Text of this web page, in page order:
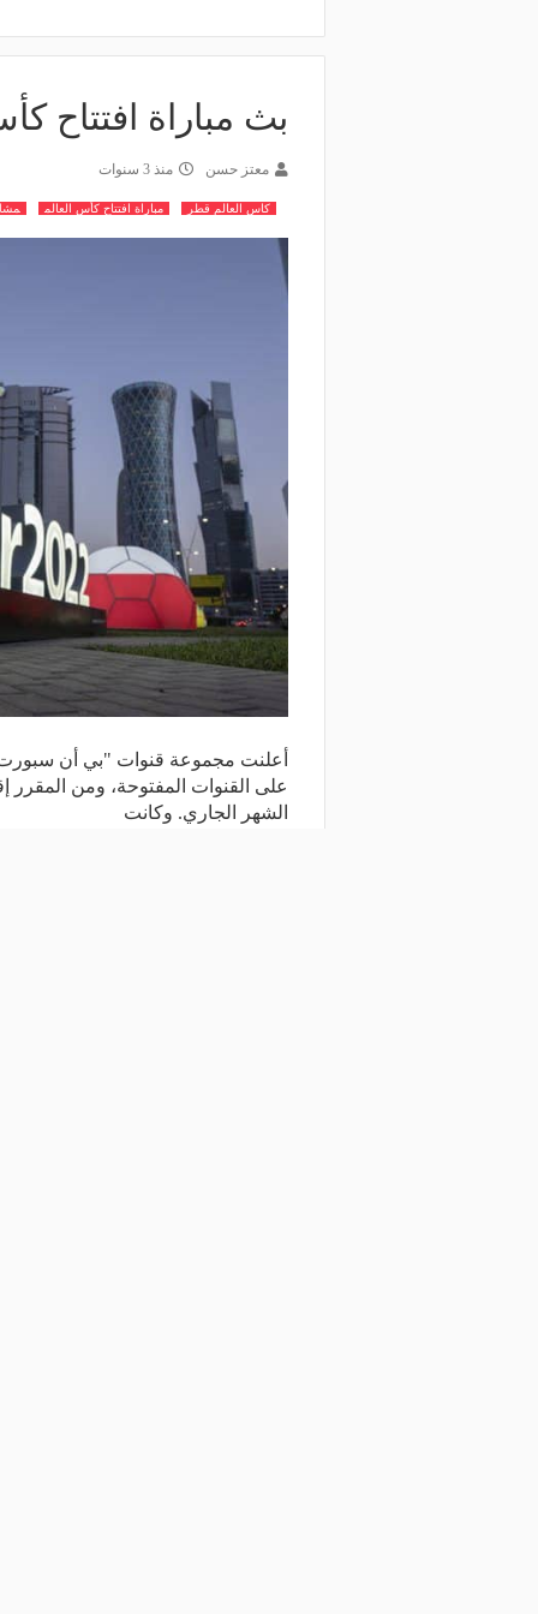
بث مباراة افتتاح
معتز حسن منذ 3 سنوات
كاس العالم قطر مباراة افتتاح كأس العالم
الشهر الجاري. وكانت